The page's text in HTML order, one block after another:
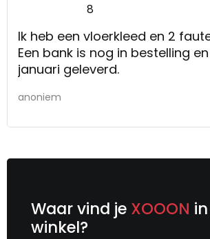
8
Ik heb een vloerkleed en 2
Een bank is nog in bestelling
januari geleverd.
anoniem
Waar vind je XOOON
winkel?